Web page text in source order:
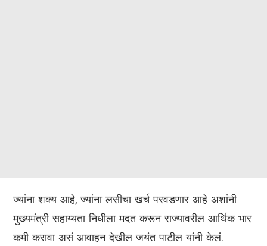
ज्यांना शक्य आहे, ज्यांना लसीचा खर्च परवडणार आहे अशांनी
मुख्यमंत्री सहाय्यता निधीला मदत करून राज्यावरील आर्थिक भार
कमी करावा असं आवाहन देखील जयंत पाटील यांनी केलं.